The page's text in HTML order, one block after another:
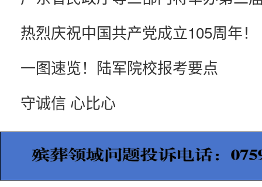
热烈庆祝中国共产党成立105周年！
一图速览！陆军院校报考要点
守诚信 心比心